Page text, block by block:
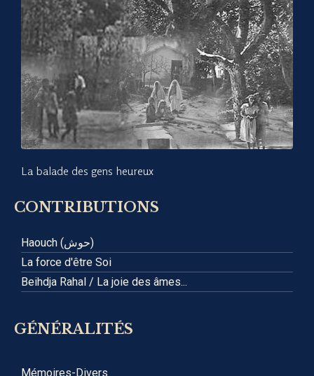
La balade des gens heureux
CONTRIBUTIONS
Haouch (حوش)
La force d'être Soi
Beihdja Rahal / La joie des âmes...
GÉNÉRALITÉS
Mémoires-Divers